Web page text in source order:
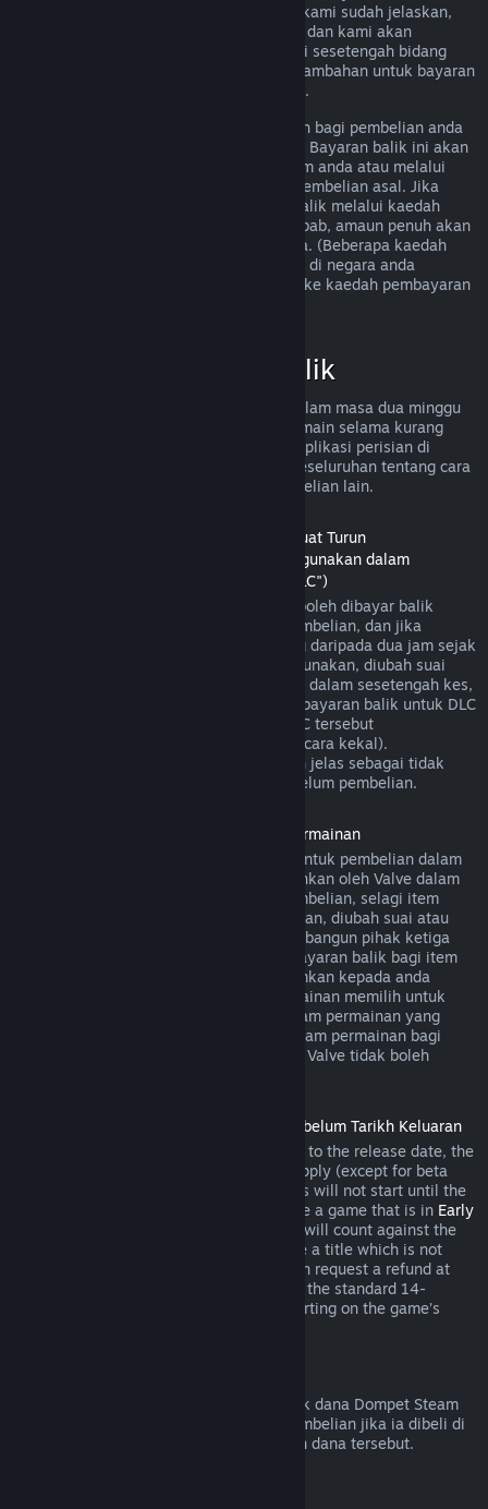
memenuhi peraturan bayaran balik yang kami sudah jelaskan,
anda masih boleh meminta bayaran balik dan kami akan
menyemak permintaan anda. Pengguna di sesetengah bidang
kuasa mungkin boleh mendapatkan hak tambahan untuk bayaran
balik sekiranya permainan tersebut rosak.
Anda akan menerima bayaran balik penuh bagi pembelian anda
dalam masa seminggu selepas kelulusan. Bayaran balik ini akan
dimasukkan ke dalam dana Dompet Steam anda atau melalui
kaedah pembayaran yang sama seperti pembelian asal. Jika
Steam tidak dapat memproses bayaran balik melalui kaedah
pembayaran awal anda atas sebarang sebab, amaun penuh akan
dikreditkan ke dalam Dompet Steam anda. (Beberapa kaedah
pembayaran yang tersedia melalui Steam di negara anda
mungkin tidak menyokong bayaran balik ke kaedah pembayaran
Kelayakan Bayaran Balik
Tawaran bayaran balik Steam terpakai dalam masa dua minggu
selepas pembelian dan dengan masa bermain selama kurang
daripada dua jam, untuk permainan dan aplikasi perisian di
gedung Steam. Berikut ialah gambaran keseluruhan tentang cara
bayaran balik berfungsi untuk jenis pembelian lain.
Bayaran Balik untuk Kandungan Boleh Muat Turun
(Kandungan gedung Steam yang boleh digunakan dalam
permainan atau aplikasi perisian lain, "DLC")
DLC yang dibeli daripada gedung Steam boleh dibayar balik
dalam masa empat belas hari selepas pembelian, dan jika
permainan utama telah dimainkan kurang daripada dua jam sejak
DLC dibeli, selagi DLC tersebut belum digunakan, diubah suai
atau dipindahkan. Harap maklum bahawa dalam sesetengah kes,
Steam mungkin tidak dapat memberikan bayaran balik untuk DLC
pihak ketiga tertentu (contohnya, jika DLC tersebut
meningkatkan tahap watak permainan secara kekal).
Pengecualian ini akan ditandakan dengan jelas sebagai tidak
boleh dibayar balik di halaman Store sebelum pembelian.
Bayaran balik untuk Pembelian Dalam Permainan
Steam akan menawarkan bayaran balik untuk pembelian dalam
permainan bagi permainan yang dibangunkan oleh Valve dalam
masa empat puluh lapan jam selepas pembelian, selagi item
dalam permainan tersebut belum digunakan, diubah suai atau
dipindahkan. Berdasarkan syarat ini, pembangun pihak ketiga
mempunyai pilihan untuk mendayakan bayaran balik bagi item
dalam permainan. Steam akan memaklumkan kepada anda
semasa pembelian jika pembangun permainan memilih untuk
menawarkan bayaran balik bagi item dalam permainan yang
anda bakal beli. Jika tidak, pembelian dalam permainan bagi
permainan yang bukan dibangunkan oleh Valve tidak boleh
Bayaran Balik untuk Tajuk yang Dibeli Sebelum Tarikh Keluaran
When you purchase a title on Steam prior to the release date, the
two-hour playtime limit for refunds will apply (except for beta
testing), but the 14-day period for refunds will not start until the
release date. For example, if you purchase a game that is in Early
, any playtime will count against the
two-hour refund limit. If you pre-purchase a title which is not
playable prior to the release date, you can request a refund at
any time prior to release of that title, and the standard 14-
day/two-hour refund period will apply starting on the game’s
Anda boleh memohon bayaran balik untuk dana Dompet Steam
dalam masa empat belas hari selepas pembelian jika ia dibeli di
Steam dan jika anda belum menggunakan dana tersebut.